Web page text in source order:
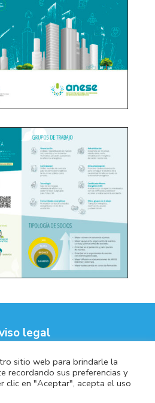
legal
de coockies
sitio web para brindarle la
recordando sus preferencias y
clic en "Aceptar", acepta el uso